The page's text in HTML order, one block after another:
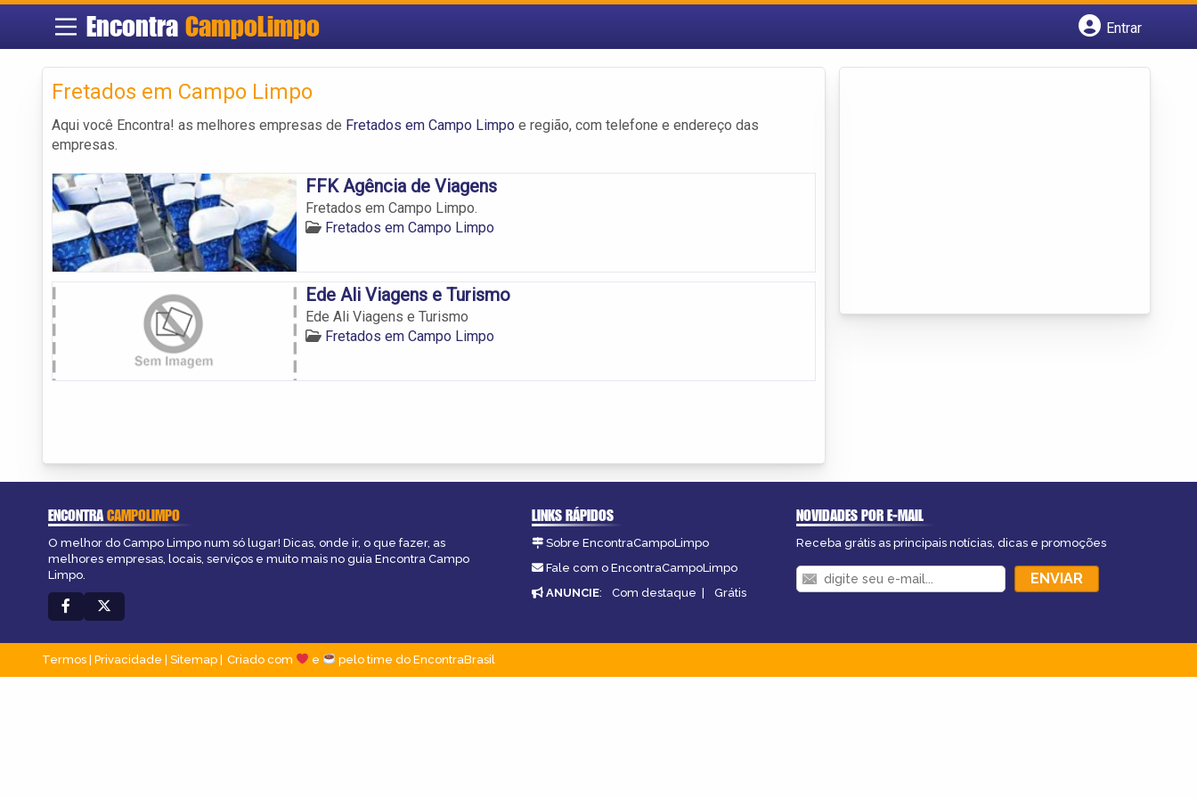
EncontraCampoLimpo
Entrar
Fretados em Campo Limpo
Aqui você Encontra! as melhores empresas de Fretados em Campo Limpo e região, com telefone e endereço das
empresas.
FFK Agência de Viagens
Fretados em Campo Limpo.
Fretados em Campo Limpo
Ede Ali Viagens e Turismo
Ede Ali Viagens e Turismo
Fretados em Campo Limpo
ENCONTRACAMPOLIMPO
O melhor do Campo Limpo num só lugar! Dicas, onde ir, o que fazer, as
melhores empresas, locais, serviços e muito mais no guia Encontra Campo
Limpo.
LINKS RÁPIDOS
Sobre EncontraCampoLimpo
Fale com o EncontraCampoLimpo
ANUNCIE: Com destaque | Grátis
NOVIDADES POR E-MAIL
Receba grátis as principais notícias, dicas e promoções
Termos | Privacidade | Sitemap Criado com e pelo time do EncontraBrasil